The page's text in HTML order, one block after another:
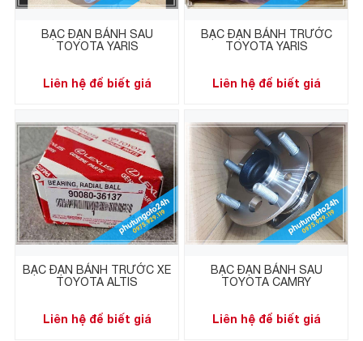
BẠC ĐẠN BÁNH SAU
TOYOTA YARIS
Liên hệ để biết giá
BẠC ĐẠN BÁNH TRƯỚC
TOYOTA YARIS
Liên hệ để biết giá
BẠC ĐẠN BÁNH TRƯỚC XE
TOYOTA ALTIS
Liên hệ để biết giá
BẠC ĐẠN BÁNH SAU
TOYOTA CAMRY
Liên hệ để biết giá